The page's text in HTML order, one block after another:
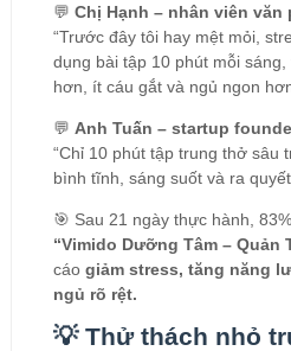
💬 Chị Hạnh – nhân viên văn
“Trước đây tôi hay mệt mỏi,
dụng bài tập 10 phút mỗi
hơn, ít cáu gắt và ngủ ngon
💬 Anh Tuấn – startup
“Chỉ 10 phút tập trung thở sâu
bình tĩnh, sáng suốt và ra
🎯 Sau 21 ngày thực hành,
“Vimido Dưỡng Tâm – Quản
cáo giảm stress, tăng năng
ngủ rõ rệt.
💡 Thử thách nhỏ